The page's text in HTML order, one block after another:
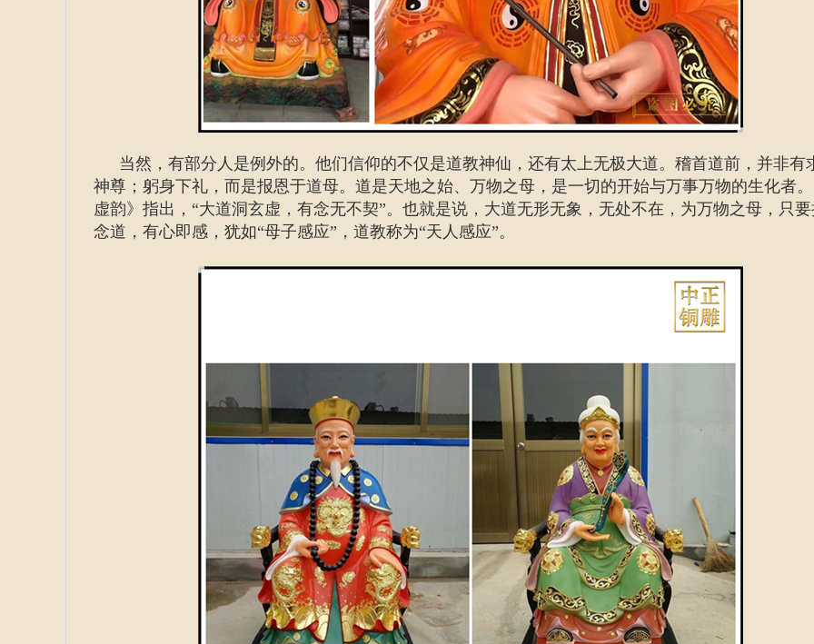
当然，有部分人是例外的。他们信仰的不仅是道教神仙，还有太上无极大道。稽首道前，并非有
神尊；躬身下礼，而是报恩于道母。道是天地之始、万物之母，是一切的开始与万事万物的生化者
虚韵》指出，“大道洞玄虚，有念无不契”。也就是说，大道无形无象，无处不在，为万物之母，只
念道，有心即感，犹如“母子感应”，道教称为“天人感应”。